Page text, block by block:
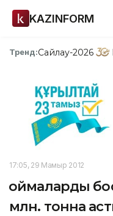
KAZINFORM
Тренд:Сайлау-2026
17:05, 29 Мамыр 2012
Қоймаларды
млн. тонна